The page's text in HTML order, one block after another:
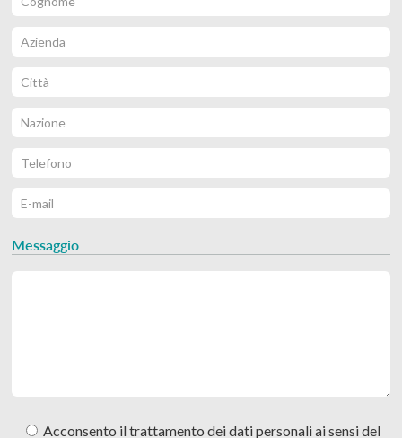
Messaggio
Acconsento il trattamento dei dati personali ai sensi del